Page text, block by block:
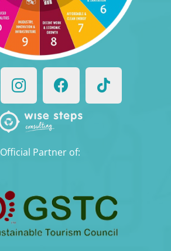
Official Partner of: